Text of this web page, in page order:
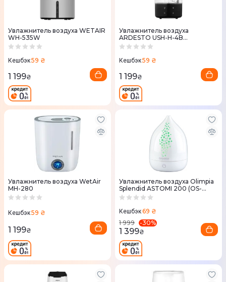
Увлажнитель воздуха WETAIR
WH-535W
Кешбэк59 ₴
1 199₴
Увлажнитель воздуха
ARDESTO USH-H-4B
ультразвуковой, 30м2, 4л,
Кешбэк59 ₴
1 199₴
Увлажнитель воздуха WetAir
MH-280
Кешбэк59 ₴
1 199₴
Увлажнитель воздуха Olimpia
Splendid ASTOMI 200 (OS-
99406)
Кешбэк69 ₴
1 999
-30%
1 399₴